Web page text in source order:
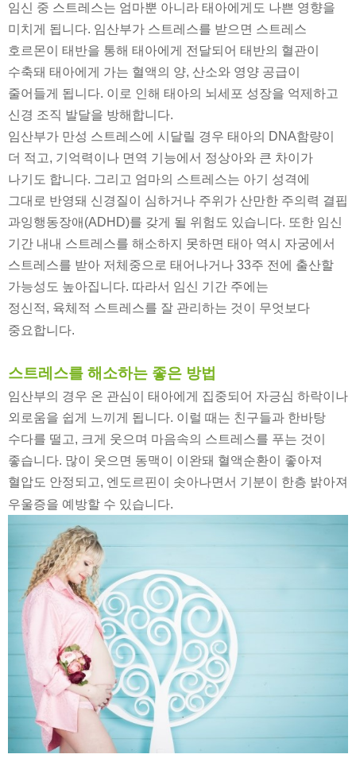
임신 중 스트레스는 엄마뿐 아니라 태아에게도 나쁜 영향을
미치게 됩니다. 임산부가 스트레스를 받으면 스트레스
호르몬이 태반을 통해 태아에게 전달되어 태반의 혈관이
수축돼 태아에게 가는 혈액의 양, 산소와 영양 공급이
줄어들게 됩니다. 이로 인해 태아의 뇌세포 성장을 억제하고
신경 조직 발달을 방해합니다.
임산부가 만성 스트레스에 시달릴 경우 태아의 DNA함량이
더 적고, 기억력이나 면역 기능에서 정상아와 큰 차이가
나기도 합니다. 그리고 엄마의 스트레스는 아기 성격에
그대로 반영돼 신경질이 심하거나 주위가 산만한 주의력 결핍
과잉행동장애 (ADHD)를 갖게 될 위험도 있습니다. 또한 임신
기간 내내 스트레스를 해소하지 못하면 태아 역시 자궁에서
스트레스를 받아 저체중으로 태어나거나 33주 전에 출산할
가능성도 높아집니다. 따라서 임신 기간 주에는
정신적, 육체적 스트레스를 잘 관리하는 것이 무엇보다
중요합니다.
스트레스를 해소하는 좋은 방법
임산부의 경우 온 관심이 태아에게 집중되어 자긍심 하락이나
외로움을 쉽게 느끼게 됩니다. 이럴 때는 친구들과 한바탕
수다를 떨고, 크게 웃으며 마음속의 스트레스를 푸는 것이
좋습니다. 많이 웃으면 동맥이 이완돼 혈액순환이 좋아져
혈압도 안정되고, 엔도르핀이 솟아나면서 기분이 한층 밝아져
우울증을 예방할 수 있습니다.